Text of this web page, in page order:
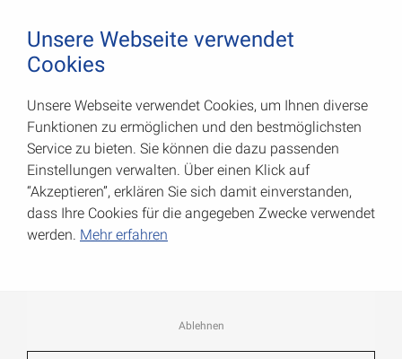
Panzerketten
Art.-Nr.: 008208020V
Unsere Webseite verwendet
Cookies
Unsere Webseite verwendet Cookies, um Ihnen diverse
Funktionen zu ermöglichen und den bestmöglichsten
Service zu bieten. Sie können die dazu passenden
Einstellungen verwalten. Über einen Klick auf
“Akzeptieren”, erklären Sie sich damit einverstanden,
dass Ihre Cookies für die angegeben Zwecke verwendet
werden. Mehr erfahren
Ablehnen